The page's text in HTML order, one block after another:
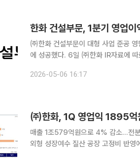
한화 건설부문, 1분기 영업
㈜한화 건설부문이 대형 사업 준공
에 성공했다. 6일 ㈜한화 IR자료에 따르면 한화 건설부문은 별도 기준 올해 1분기 매출 5218억원,
업이익은 32% 증가했다. 회사 측은
2026-05-06 16:17
㈜한화, 1Q 영업익 1895
매출 1조579억원으로 4% 감소…전
외형 성장여수 질산 공장 고정비 반영에 글로벌 영업